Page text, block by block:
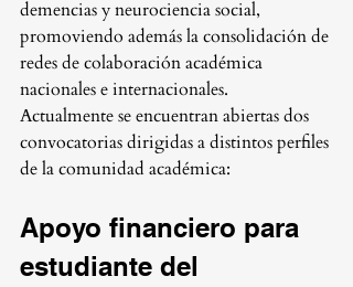
demencias y neurociencia social,
promoviendo además la consolidación de
redes de colaboración académica
nacionales e internacionales.
Actualmente se encuentran abiertas dos
convocatorias dirigidas a distintos perfiles
de la comunidad académica:
Apoyo financiero para
estudiante del